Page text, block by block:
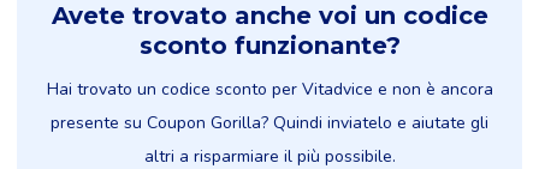
Avete trovato anche voi un codice
sconto funzionante?
Hai trovato un codice sconto per Vitadvice e non è ancora
presente su Coupon Gorilla? Quindi inviatelo e aiutate gli
altri a risparmiare il più possibile.